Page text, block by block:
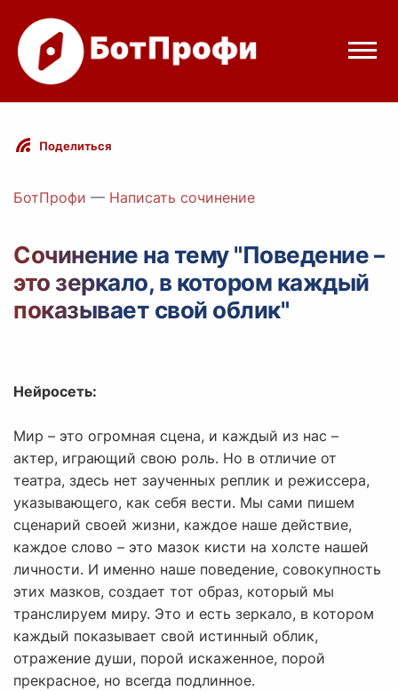
Режимы бота
Цены
Вход с Telegram
Поделиться
БотПрофи — Написать сочинение
Сочинение на тему "Поведение –
это зеркало, в котором каждый
показывает свой облик"
Нейросеть:
Мир – это огромная сцена, и каждый из нас –
актер, играющий свою роль. Но в отличие от
театра, здесь нет заученных реплик и режиссера,
указывающего, как себя вести. Мы сами пишем
сценарий своей жизни, каждое наше действие,
каждое слово – это мазок кисти на холсте нашей
личности. И именно наше поведение, совокупность
этих мазков, создает тот образ, который мы
транслируем миру. Это и есть зеркало, в котором
каждый показывает свой истинный облик,
отражение души, порой искаженное, порой
прекрасное, но всегда подлинное.